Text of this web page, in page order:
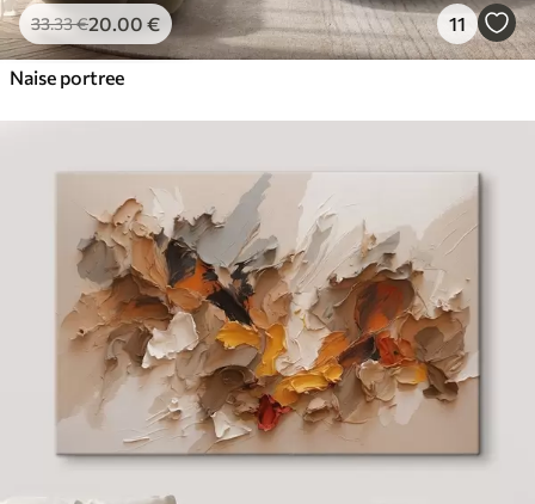
33.33€20.00 € 11
Naise portree